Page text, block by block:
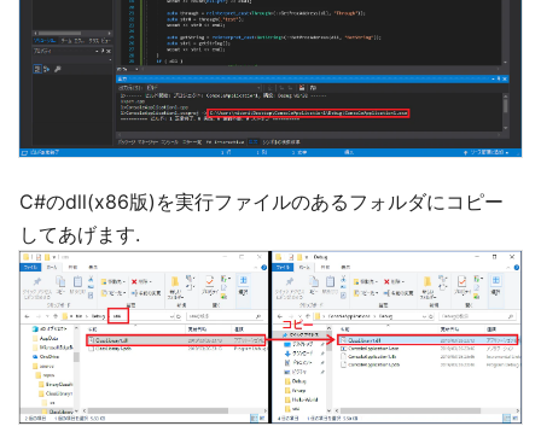
C#のdll(x86版)を実行ファイルのあるフォルダにコピー
してあげます.